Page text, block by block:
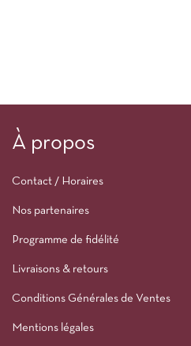
À propos
Contact / Horaires
Nos partenaires
Programme de fidélité
Livraisons & retours
Conditions Générales de Ventes
Mentions légales